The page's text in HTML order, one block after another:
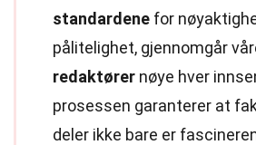
standardene for
pålitelighet, gjennomgår
redaktører nøye hver
prosessen garanterer at
deler ikke bare er